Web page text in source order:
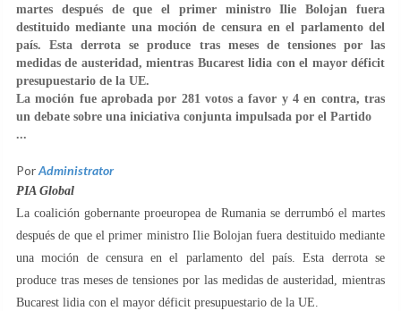
martes después de que el primer ministro Ilie Bolojan fuera
destituido mediante una moción de censura en el parlamento del
país. Esta derrota se produce tras meses de tensiones por las
medidas de austeridad, mientras Bucarest lidia con el mayor déficit
presupuestario de la UE.
La moción fue aprobada por 281 votos a favor y 4 en contra, tras
un debate sobre una iniciativa conjunta impulsada por el Partido
...
PorAdministrator
PIA Global
La coalición gobernante proeuropea de Rumania se derrumbó el martes
después de que el primer ministro Ilie Bolojan fuera destituido mediante
una moción de censura en el parlamento del país. Esta derrota se
produce tras meses de tensiones por las medidas de austeridad, mientras
Bucarest lidia con el mayor déficit presupuestario de la UE.